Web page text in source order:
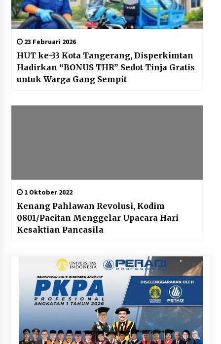
23 Februari 2026
HUT ke-33 Kota Tangerang, Disperkimtan
Hadirkan “BONUS THR” Sedot Tinja Gratis
untuk Warga Gang Sempit
1 Oktober 2022
Kenang Pahlawan Revolusi, Kodim
0801/Pacitan Menggelar Upacara Hari
Kesaktian Pancasila